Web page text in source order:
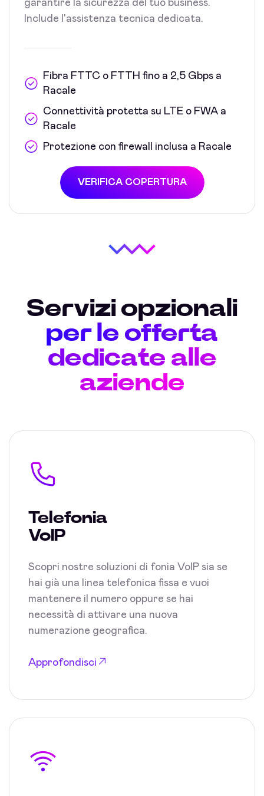
garantire la sicurezza del tuo business.
Include l'assistenza tecnica dedicata.
Fibra FTTC o FTTH fino a 2,5 Gbps a
Racale
Connettività protetta su LTE o FWA a
Racale
Protezione con firewall inclusa a Racale
VERIFICA COPERTURA
Servizi opzionali
per le offerta
dedicate alle
aziende
Telefonia
VoIP
Scopri nostre soluzioni di fonia VoIP sia se
hai già una linea telefonica fissa e vuoi
mantenere il numero oppure se hai
necessità di attivare una nuova
numerazione geografica.
Approfondisci